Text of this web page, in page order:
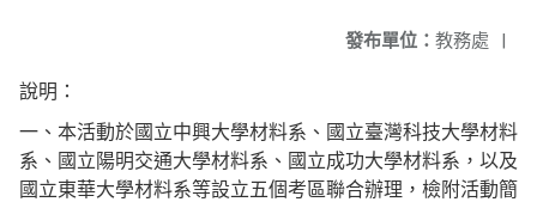
發布單位： 教務處 |
說明：
一、本活動於國立中興大學材料系、國立臺灣科技大學材料
系、國立陽明交通大學材料系、國立成功大學材料系，以及
國立東華大學材料系等設立五個考區聯合辦理，檢附活動簡